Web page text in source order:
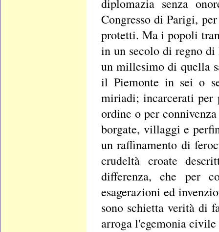
diplomazia senza
Congresso di Parigi,
protetti. Ma i popoli
in un secolo di regno
un millesimo di quella
il Piemonte in sei o
miriadi; incarcerati
ordine o per
borgate, villaggi e
un raffinamento di
crudeltà croate
differenza, che per
esagerazioni ed
sono schietta verità di
arroga l'egemonia